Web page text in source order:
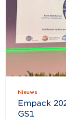
Nieuws
Empack
GS1